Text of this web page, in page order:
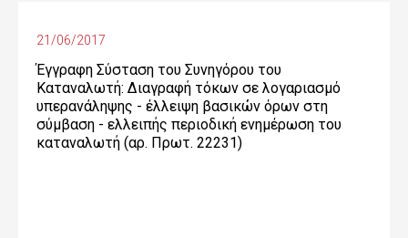
21/06/2017
Έγγραφη Σύσταση του Συνηγόρου του
Καταναλωτή: Διαγραφή τόκων σε λογαριασμό
υπερανάληψης - έλλειψη βασικών όρων στη
σύμβαση - ελλειπής περιοδική ενημέρωση του
καταναλωτή (αρ. Πρωτ. 22231)